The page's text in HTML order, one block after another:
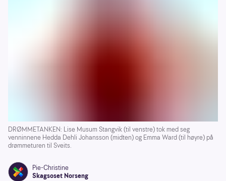
DRØMMETANKEN: Lise Musum Stangvik (til venstre) tok med seg
venninnene Hedda Dehli Johansson (midten) og Emma Ward (til høyre) på
drømmeturen til Sveits.
Pie-Christine
Skagsoset Norseng